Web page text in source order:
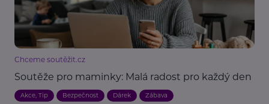
Chceme soutěžit.cz
Soutěže pro maminky: Malá radost pro každý den
Akce, Tip Bezpečnost Dárek Zábava